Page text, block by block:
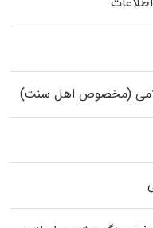
(مخصوص اهل سنت)